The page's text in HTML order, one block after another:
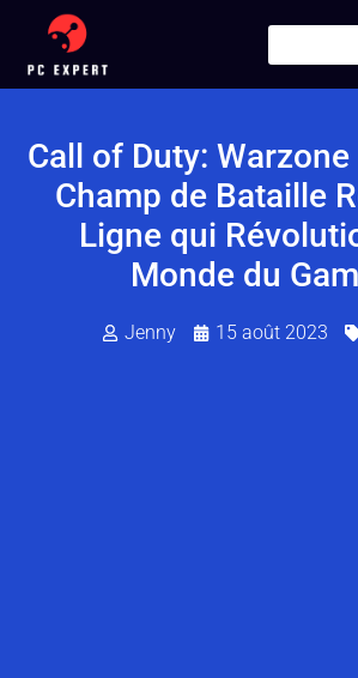
Call of Duty: Warzone
Champ de Bataille
Ligne qui
Monde du
Jenny 15 août 2023